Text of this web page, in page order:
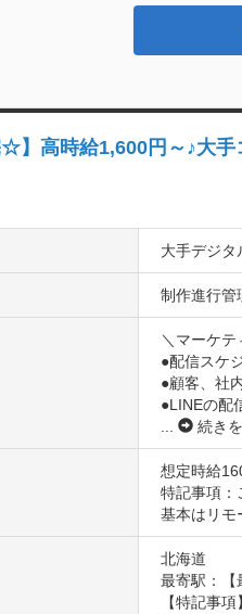
☆】高時給1,600円～♪大手
大手デジ
制作進行管
＼マーケ
●配信スケ
●顧客、社
続き
想定時給
特記事項：
基本はリ
北海道
最寄駅：【
【特記事